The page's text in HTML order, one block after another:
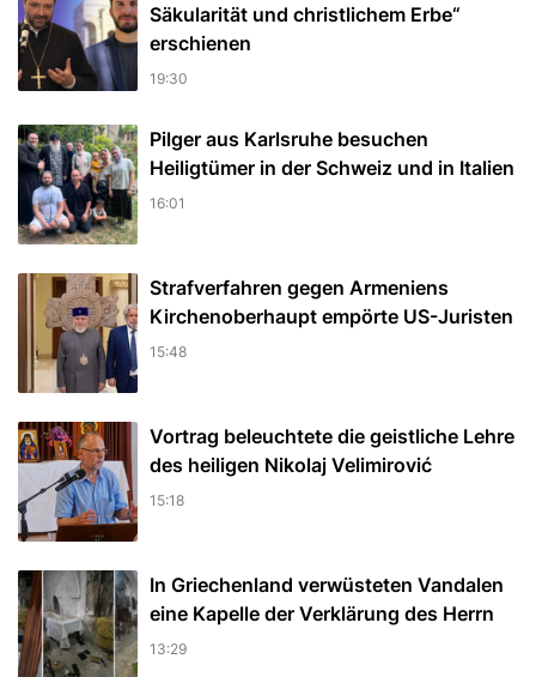
Säkularität und christlichem Erbe“
erschienen
19:30
Pilger aus Karlsruhe besuchen
Heiligtümer in der Schweiz und in Italien
16:01
Strafverfahren gegen Armeniens
Kirchenoberhaupt empörte US-Juristen
15:48
Vortrag beleuchtete die geistliche Lehre
des heiligen Nikolaj Velimirović
15:18
In Griechenland verwüsteten Vandalen
eine Kapelle der Verklärung des Herrn
13:29